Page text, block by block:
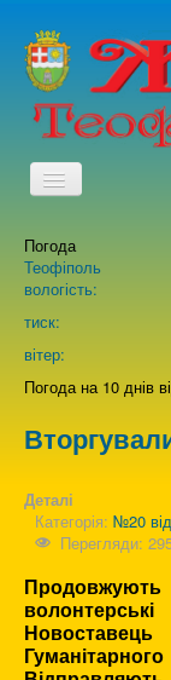
Погода
Теофіполь
вологість:
тиск:
вітер:
Погода на 10 днів
Деталі
Категорія: №20
Перегляди: